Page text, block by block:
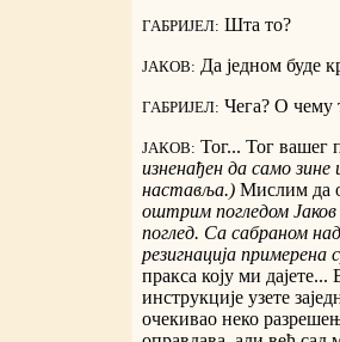
ГАБРИЈЕЛ: Шта то?
ЈАКОВ: Да једном буде
ГАБРИЈЕЛ: Чега? О чему
ЈАКОВ: Тог... Тог вашег
изненађен да само
наставља.) Мислим да
оштрим погледом Јаков
поглед. Са сабраном
резигнација примерена
пракса коју ми
инструкције узете
очекивао неко